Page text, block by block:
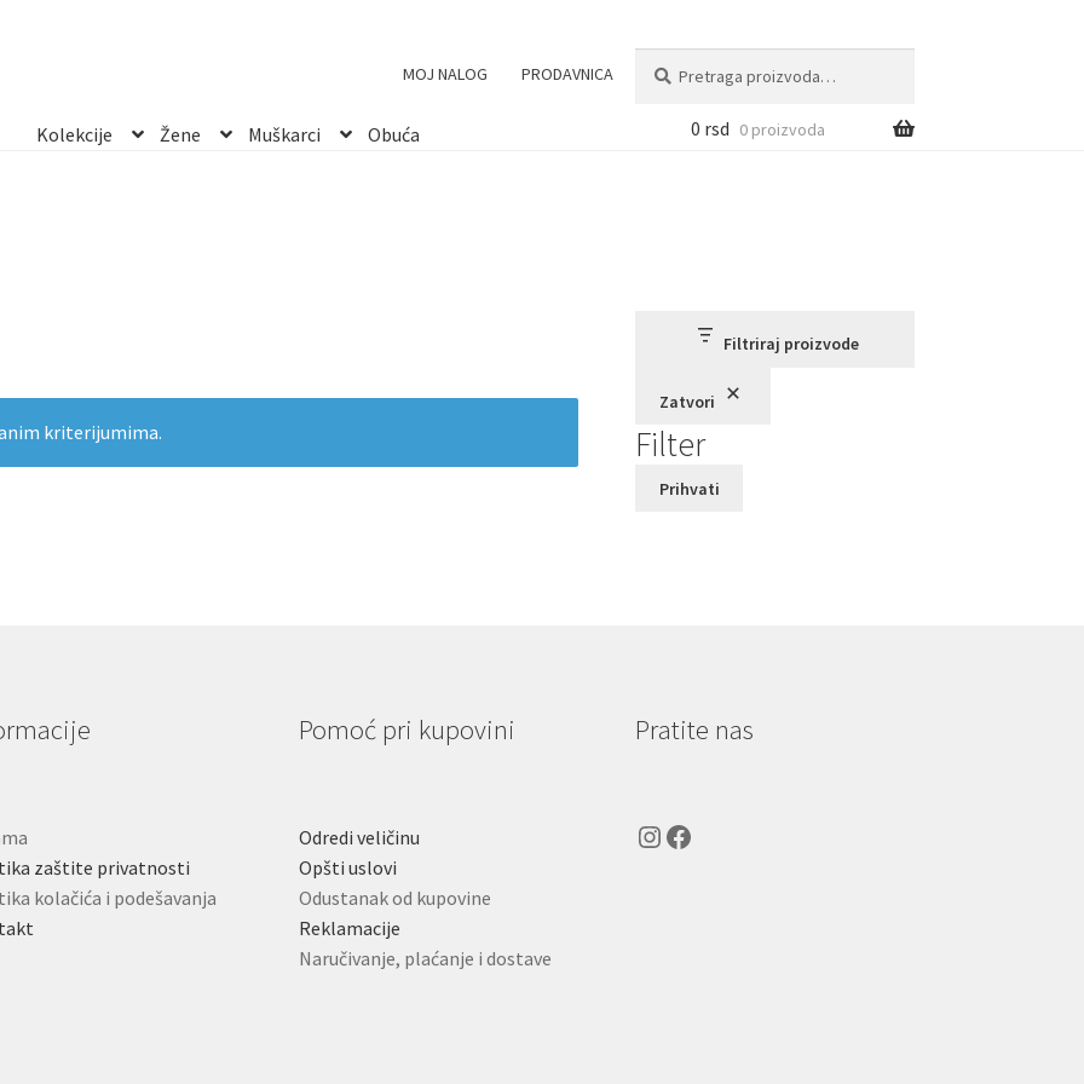
MOJ NALOG PRODAVNICA
Kolekcije Žene Muškarci Obuća 0 rsd 0 proizvoda
kriterijumima.
Filtriraj proizvode
Zatvori
Filter
Prihvati
zaštite privatnosti
kolačića i podešavanja
Pomoć pri kupovini
Odredi veličinu
Opšti uslovi
Odustanak od kupovine
Reklamacije
Naručivanje, plaćanje i dostave
Pratite nas
Instagram
Facebook